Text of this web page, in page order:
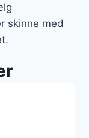
skinne med